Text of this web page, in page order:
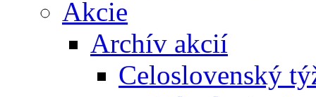
Akcie
Archív akcií
Celoslovenský